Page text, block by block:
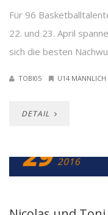
Für 96
22. und 23. April
sich die besten
TOBI05 U14 MÄNNLICH
DETAIL
29 2016